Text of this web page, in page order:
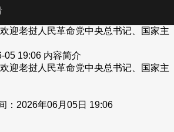
晚
国际 评论 经济
小央直播 直播中国
迎老挝人民革命党中央总书记、国家主
05 19:06 内容简介
迎老挝人民革命党中央总书记、国家主
：2026年06月05日 19:06